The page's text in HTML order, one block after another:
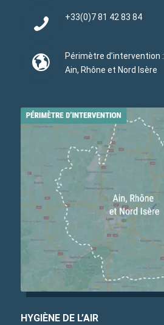
+33(0)7 81 42 83 84
Périmètre d’intervention :
Ain, Rhône et Nord Isère
HYGIÈNE DE L’AIR